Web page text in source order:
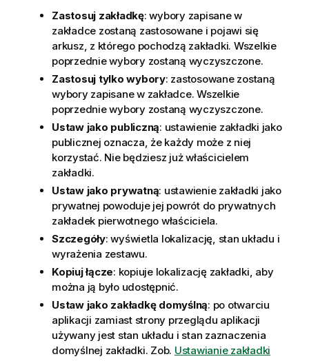
Zastosuj zakładkę: wybory zapisane w
zakładce zostaną zastosowane i pojawi się
arkusz, z którego pochodzą zakładki. Wszelkie
poprzednie wybory zostaną wyczyszczone.
Zastosuj tylko wybory: zastosowane zostaną
wybory zapisane w zakładce. Wszelkie
poprzednie wybory zostaną wyczyszczone.
Ustaw jako publiczną: ustawienie zakładki jako
publicznej oznacza, że każdy może z niej
korzystać. Nie będziesz już właścicielem
zakładki.
Ustaw jako prywatną: ustawienie zakładki jako
prywatnej powoduje jej powrót do prywatnych
zakładek pierwotnego właściciela.
Szczegóły: wyświetla lokalizację, stan układu i
wyrażenia zestawu.
Kopiuj łącze: kopiuje lokalizację zakładki, aby
można ją było udostępnić.
Ustaw jako zakładkę domyślną: po otwarciu
aplikacji zamiast strony przeglądu aplikacji
używany jest stan układu i stan zaznaczenia
domyślnej zakładki. Zob. Ustawianie zakładki